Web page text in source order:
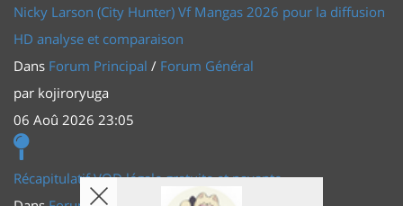
Nicky Larson (City Hunter) Vf Mangas 2026 pour la diffusion
HD analyse et comparaison
Dans Forum Principal / Forum Général
par kojiroryuga
06 Aoû 2026 23:05
Récapitulatif VOD légale gratuite et payante